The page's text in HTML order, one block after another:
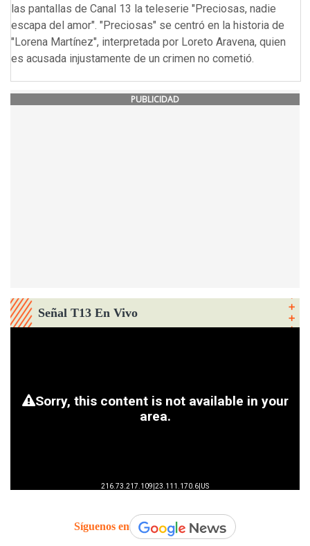
las pantallas de Canal 13 la teleserie "Preciosas, nadie
escapa del amor". "Preciosas" se centró en la historia de
"Lorena Martínez", interpretada por Loreto Aravena, quien
es acusada injustamente de un crimen no cometió.
PUBLICIDAD
Señal T13 En Vivo
Síguenos en